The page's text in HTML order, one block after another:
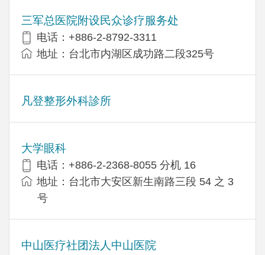
三军总医院附设民众诊疗服务处
电话：+886-2-8792-3311
地址：台北市内湖区成功路二段325号
凡登整形外科診所
大学眼科
电话：+886-2-2368-8055 分机 16
地址：台北市大安区新生南路三段 54 之 3
号
中山医疗社团法人中山医院